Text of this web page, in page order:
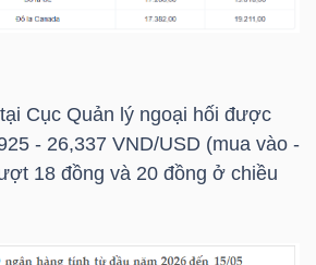
Cục Quản lý ngoại hối được
- 26,337 VND/USD (mua vào -
18 đồng và 20 đồng ở chiều